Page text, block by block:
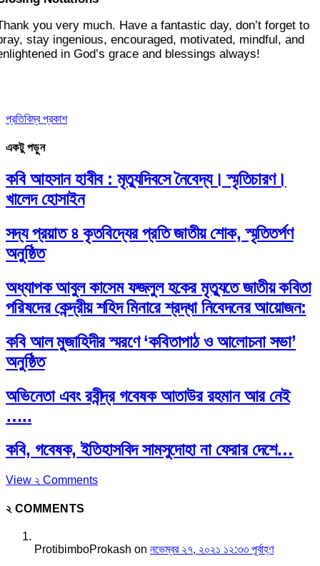
you very much. Have a fantastic day, don’t forget to
stay ingenious, encouraged, motivated, mindful, and
in God’s grace and blessings always!
প্রতিবিম্ব প্রকাশ
একটু পড়ুন
কবি আহসান হাবীব : মৃত্যুদিবসে নৈবেদ্য। স্মৃতিচারণ।
খালেদ হোসাইন
সদ্য প্রয়াত ৪ কৃতবিদ্যের প্রতি জাতীয় শোক, স্মৃতিতর্পণ
অনুষ্ঠিত
অধ্যাপক আবুল কাসেম ফজলুল হকের মৃত্যুতে জাতীয় কবিতা
পরিষদের কেন্দ্রীয় শহিদ মিনারে শ্রদ্ধা নিবেদনের আয়োজন:
কবি আল মুজাহিদীর স্মরণে ‘কবিতাপাঠ ও আলোচনা সভা’
অনুষ্ঠিত
অভিনেতা এবং রবীন্দ্র গবেষক আতাউর রহমান আর নেই
…..
কবি, গবেষক, ইতিহাসবিদ সামসুদোহা না ফেরার দেশে…
View ২ Comments
২ COMMENTS
ProtibimboProkash on নভেম্বর ২৭, ২০২১ ১২:৩৩ পূর্বাহ্ণ